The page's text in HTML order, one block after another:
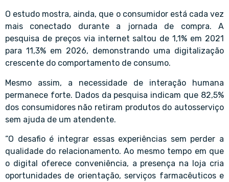
O estudo mostra, ainda, que o consumidor está cada vez
mais conectado durante a jornada de compra. A
pesquisa de preços via internet saltou de 1,1% em 2021
para 11,3% em 2026, demonstrando uma digitalização
crescente do comportamento de consumo.
Mesmo assim, a necessidade de interação humana
permanece forte. Dados da pesquisa indicam que 82,5%
dos consumidores não retiram produtos do autosserviço
sem ajuda de um atendente.
“O desafio é integrar essas experiências sem perder a
qualidade do relacionamento. Ao mesmo tempo em que
o digital oferece conveniência, a presença na loja cria
oportunidades de orientação, serviços farmacêuticos e